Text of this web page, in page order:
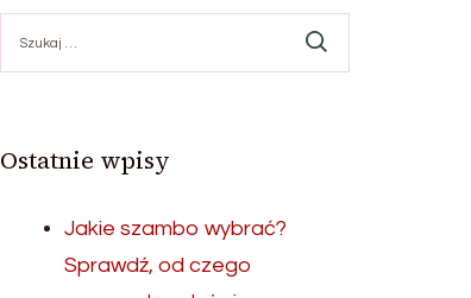
Ostatnie wpisy
Jakie szambo wybrać?
Sprawdź, od czego